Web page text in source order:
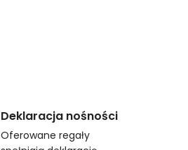
Deklaracja nośności
Oferowane regały